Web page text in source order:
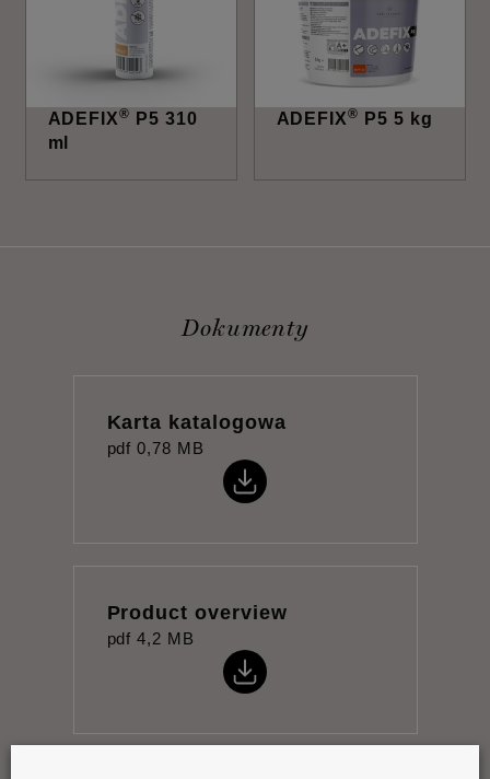
ADEFIX®
P5 310
ml
ADEFIX® P5 5 kg
Dokumenty
Karta katalogowa
pdf 0,78 MB
Product overview
pdf 4,2 MB